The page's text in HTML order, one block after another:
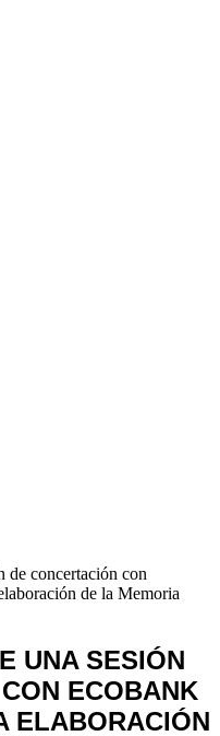
de concertación con
de la Memoria
UNA SESIÓN
ECOBANK
ELABORACIÓN